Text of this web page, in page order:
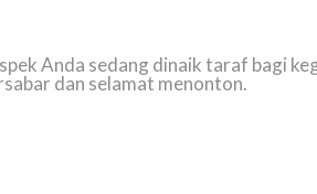
Anda sedang dinaik taraf bagi
dan selamat menonton.